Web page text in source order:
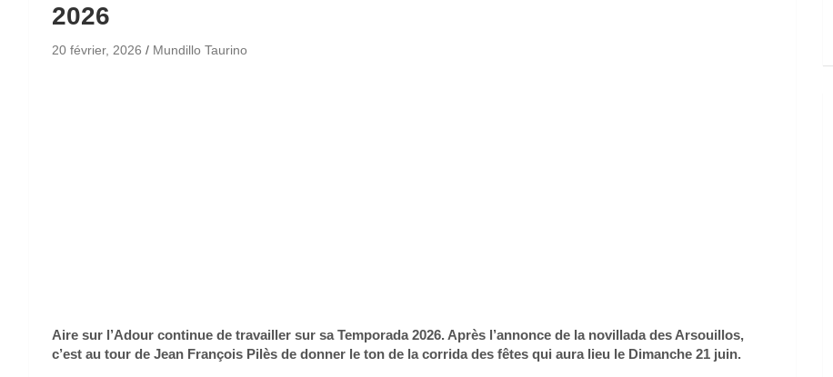
2026
20 février, 2026 Mundillo Taurino
Aire sur l’Adour continue de travailler sur sa Temporada 2026. Après l’annonce de la novillada des Arsouillos,
c’est au tour de Jean François Pilès de donner le ton de la corrida des fêtes qui aura lieu le Dimanche 21 juin.